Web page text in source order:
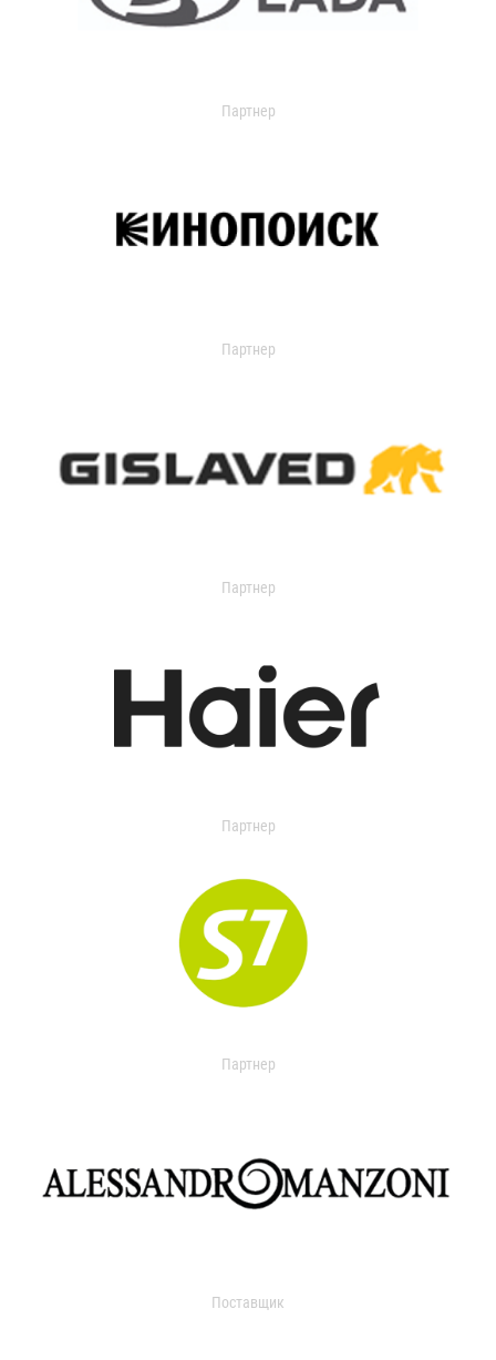
Партнер
Партнер
Партнер
Партнер
Партнер
Поставщик